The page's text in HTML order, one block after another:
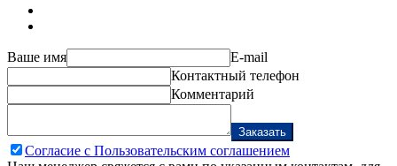
Ваше имя
E-mail
Контактный телефон
Комментарий
Заказать
Согласие с Пользовательским соглашением